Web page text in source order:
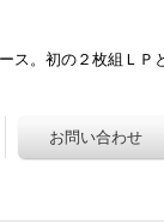
ス。初の２枚組ＬＰ